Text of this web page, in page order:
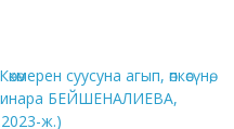
суусуна агып, өпкөсүнө,
(Динара БЕЙШЕНАЛИЕВА,
ж.)